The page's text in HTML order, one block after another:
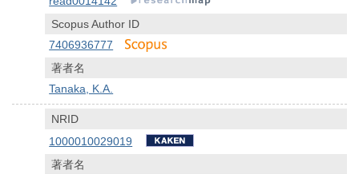
Scopus Author ID
7406936777
著者名
Tanaka, K.A.
NRID
1000010029019
著者名